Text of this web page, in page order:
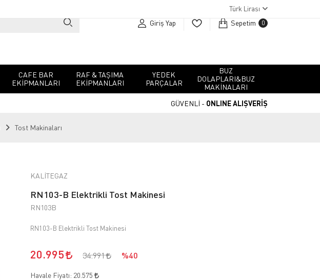
Türk Lirası
Giriş Yap Sepetim 0
CAFE BAR
EKIPMANLARI
RAF & TAŞIMA
EKIPMANLARI
YEDEK
PARÇALAR
BUZ
DOLAPLARI&BUZ
MAKINALARI
GÜVENLİ - ONLINE ALIŞVERİŞ
Tost Makinaları
KALİTEGAZ
RN103-B Elektrikli Tost Makinesi
RN103B
RN103-B Elektrikli Tost Makinesi
20.995 34.991 %40
Havale Fiyatı: 20.575